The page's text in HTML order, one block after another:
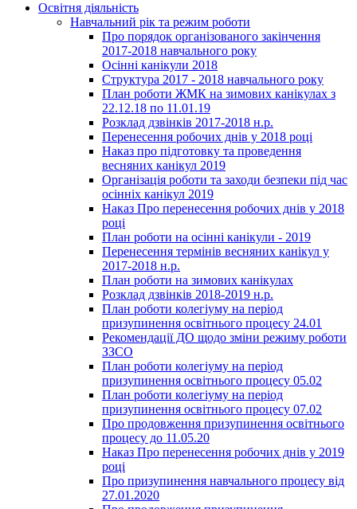
Освітня діяльність
Навчальний рік та режим роботи
Про порядок організованого закінчення
2017-2018 навчального року
Осінні канікули 2018
Структура 2017 - 2018 навчального року
План роботи ЖМК на зимових канікулах з
22.12.18 по 11.01.19
Розклад дзвінків 2017-2018 н.р.
Перенесення робочих днів у 2018 році
Наказ про підготовку та проведення
весняних канікул 2019
Організація роботи та заходи безпеки під час
осінніх канікул 2019
Наказ Про перенесення робочих днів у 2018
році
План роботи на осінні канікули - 2019
Перенесення термінів весняних канікул у
2017-2018 н.р.
План роботи на зимових канікулах
Розклад дзвінків 2018-2019 н.р.
План роботи колегіуму на період
призупинення освітнього процесу 24.01
Рекомендації ДО щодо зміни режиму роботи
ЗЗСО
План роботи колегіуму на період
призупинення освітнього процесу 05.02
План роботи колегіуму на період
призупинення освітнього процесу 07.02
Про продовження призупинення освітнього
процесу до 11.05.20
Наказ Про перенесення робочих днів у 2019
році
Про призупинення навчального процесу від
27.01.2020